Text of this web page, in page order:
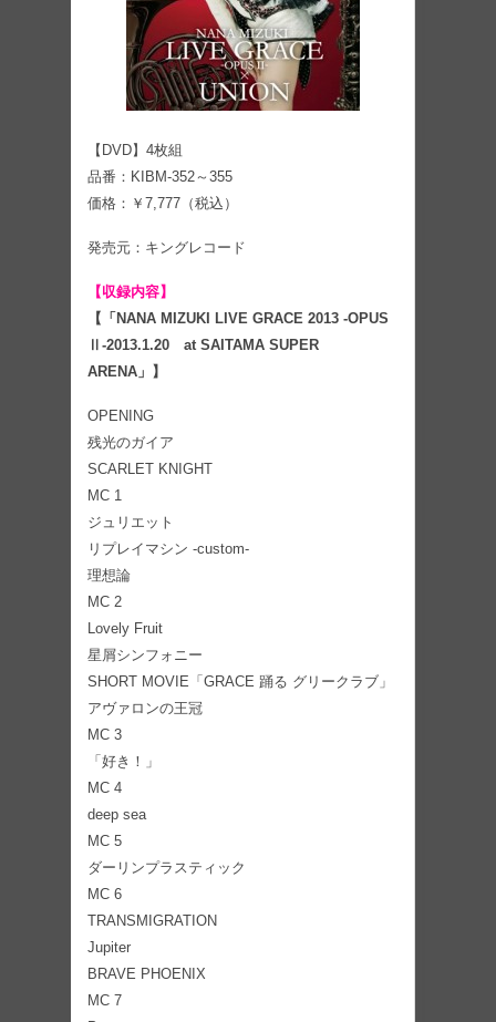
【DVD】4枚組
品番：KIBM-352～355
価格：￥7,777（税込）
発売元：キングレコード
【収録内容】
【「NANA MIZUKI LIVE GRACE 2013 -OPUS
Ⅱ-2013.1.20 at SAITAMA SUPER
ARENA」】
OPENING
残光のガイア
SCARLET KNIGHT
MC 1
ジュリエット
リプレイマシン -custom-
理想論
MC 2
Lovely Fruit
星屑シンフォニー
SHORT MOVIE「GRACE 踊る グリークラブ」
アヴァロンの王冠
MC 3
「好き！」
MC 4
deep sea
MC 5
ダーリンプラスティック
MC 6
TRANSMIGRATION
Jupiter
BRAVE PHOENIX
MC 7